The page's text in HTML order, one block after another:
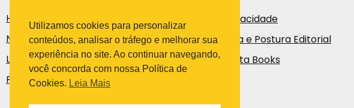
História
Notícias e Artigos
Loja
Fale Conosco
Política de Privacidade
Código de Ética e Postura Editorial
Trabalhe na Alta Books
Utilizamos cookies para personalizar
conteúdos, analisar o tráfego e melhorar sua
experiência no site. Ao continuar navegando,
você concorda com nossa Política de
Cookies. Leia Mais